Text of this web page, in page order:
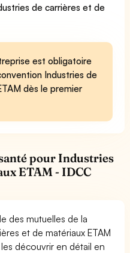
de carrières et de
est obligatoire
Industries de
dès le premier
pour Industries
ETAM - IDCC
des mutuelles de la
et de matériaux ETAM
découvrir en détail en